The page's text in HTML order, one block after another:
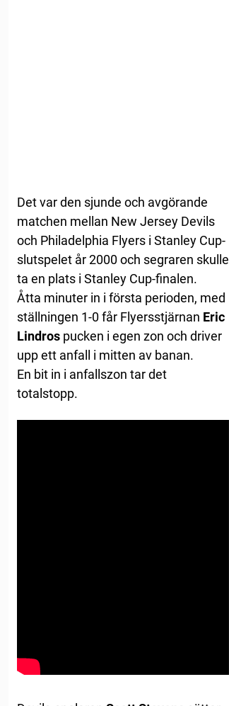
Det var den sjunde och avgörande
matchen mellan New Jersey Devils
och Philadelphia Flyers i Stanley Cup-
slutspelet år 2000 och segraren skulle
ta en plats i Stanley Cup-finalen.
Åtta minuter in i första perioden, med
ställningen 1-0 får Flyersstjärnan Eric
Lindros pucken i egen zon och driver
upp ett anfall i mitten av banan.
En bit in i anfallszon tar det
totalstopp.